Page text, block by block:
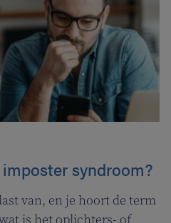
syndroom?
van, en je hoort de term